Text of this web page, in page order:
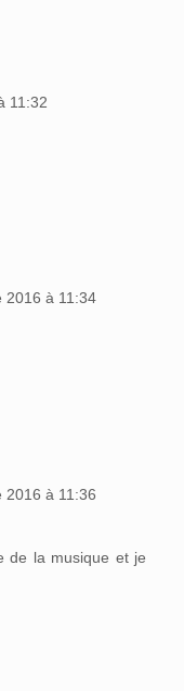
11:32
2016 à 11:34
2016 à 11:36
de la musique et je